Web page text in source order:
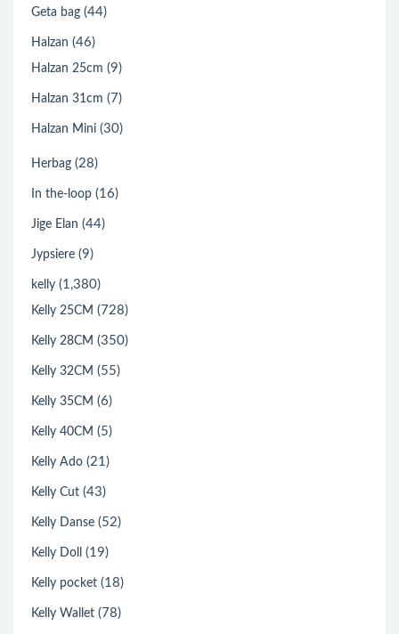
Geta bag (44)
Halzan (46)
Halzan 25cm (9)
Halzan 31cm (7)
Halzan Mini (30)
Herbag (28)
In the-loop (16)
Jige Elan (44)
Jypsiere (9)
kelly (1,380)
Kelly 25CM (728)
Kelly 28CM (350)
Kelly 32CM (55)
Kelly 35CM (6)
Kelly 40CM (5)
Kelly Ado (21)
Kelly Cut (43)
Kelly Danse (52)
Kelly Doll (19)
Kelly pocket (18)
Kelly Wallet (78)